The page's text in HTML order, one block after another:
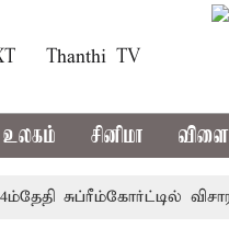
Thanthi TV
உலகம் சினிமா
சுப்ரீம்கோர்ட்டில் விசாரணை